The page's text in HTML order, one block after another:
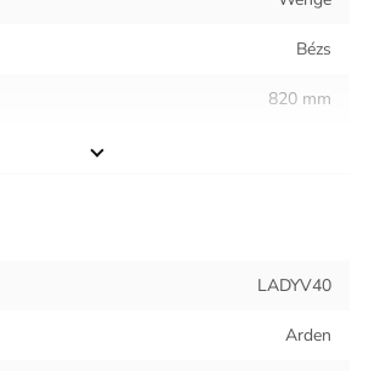
Bézs
820 mm
Fa
Bársony
LADYV40
Arden